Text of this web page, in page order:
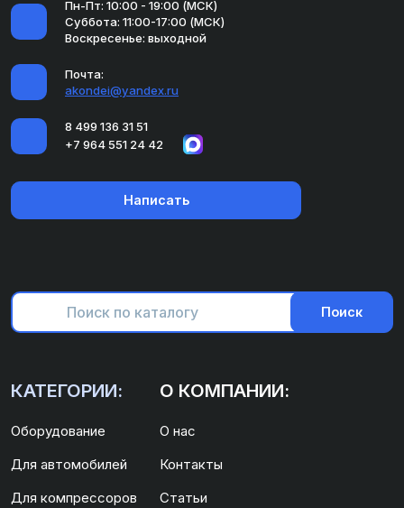
Пн-Пт: 10:00 - 19:00 (МСК)
Суббота: 11:00-17:00 (МСК)
Воскресенье: выходной
Почта:
akondei@yandex.ru
8 499 136 31 51
+7 964 551 24 42
Написать
Поиск
КАТЕГОРИИ:
Оборудование
Для автомобилей
Для компрессоров
О КОМПАНИИ:
О нас
Контакты
Статьи